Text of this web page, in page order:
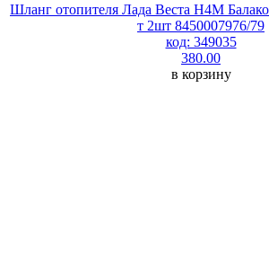
Шланг отопителя Лада Веста H4M
т 2шт 8450007976/79
код: 349035
380.00
в корзину